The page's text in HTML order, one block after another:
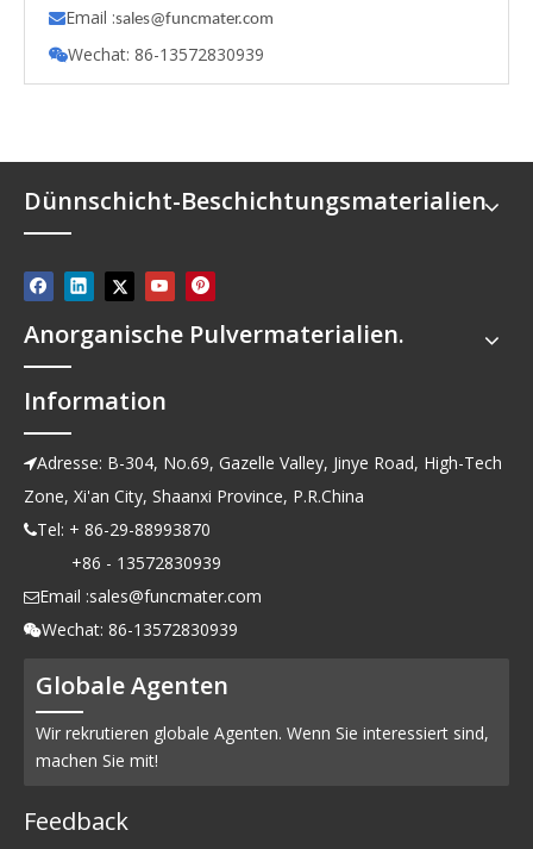
Email :sales@funcmater.com
Wechat: 86-13572830939
Dünnschicht-Beschichtungsmaterialien
Anorganische Pulvermaterialien.
Information
Adresse: B-304, No.69, Gazelle Valley, Jinye Road, High-Tech
Zone, Xi'an City, Shaanxi Province, P.R.China
Tel: + 86-29-88993870
+86 - 13572830939
Email :sales@funcmater.com
Wechat: 86-13572830939
Globale Agenten
Wir rekrutieren globale Agenten. Wenn Sie interessiert sind,
machen Sie mit!
Feedback